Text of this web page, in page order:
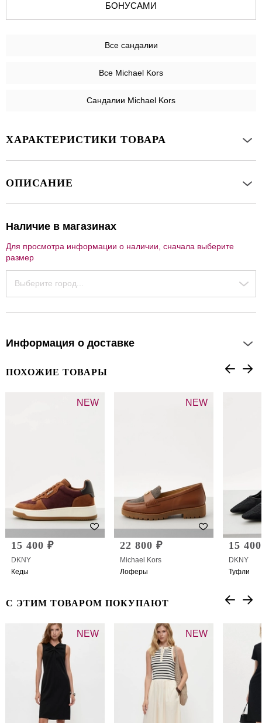
БОНУСАМИ
Все сандалии
Все Michael Kors
Сандалии Michael Kors
ХАРАКТЕРИСТИКИ ТОВАРА
ОПИСАНИЕ
Наличие в магазинах
Для просмотра информации о наличии, сначала выберите
размер
Выберите город...
Информация о доставке
ПОХОЖИЕ ТОВАРЫ
NEW
15 400 ₽
DKNY
Кеды
NEW
22 800 ₽
Michael Kors
Лоферы
15
DKNY
Туфли
С ЭТИМ ТОВАРОМ ПОКУПАЮТ
NEW NEW